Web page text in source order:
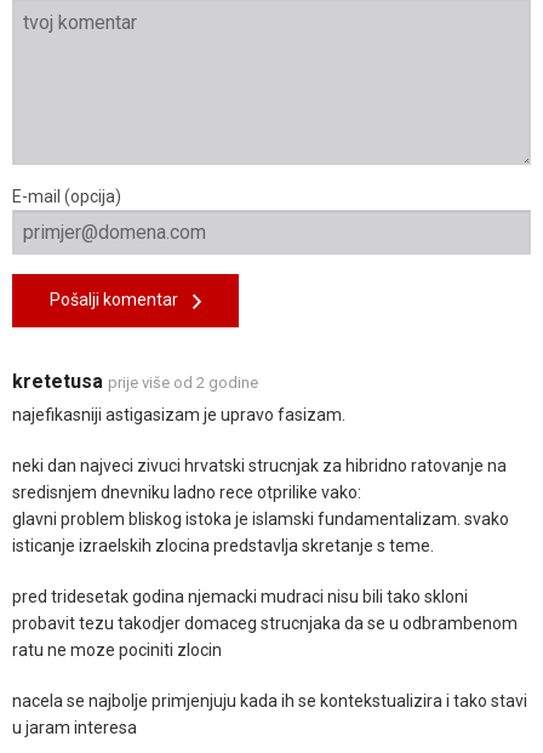
E-mail (opcija)
Pošalji komentar
kretetusa prije više od 2 godine
najefikasniji astigasizam je upravo fasizam.
neki dan najveci zivuci hrvatski strucnjak za hibridno ratovanje na
sredisnjem dnevniku ladno rece otprilike vako:
glavni problem bliskog istoka je islamski fundamentalizam. svako
isticanje izraelskih zlocina predstavlja skretanje s teme.
pred tridesetak godina njemacki mudraci nisu bili tako skloni
probavit tezu takodjer domaceg strucnjaka da se u odbrambenom
ratu ne moze pociniti zlocin
nacela se najbolje primjenjuju kada ih se kontekstualizira i tako stavi
u jaram interesa